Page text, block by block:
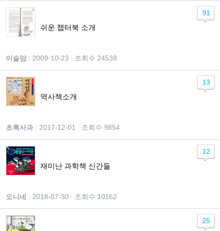
쉬운 챕터북 소개
이슬맘 2009-10-23 조회수 24538
91
역사책소개
초록사과 2017-12-01 조회수 9854
13
재미난 과학책 신간들
오니네 2018-07-30 조회수 10162
12
25